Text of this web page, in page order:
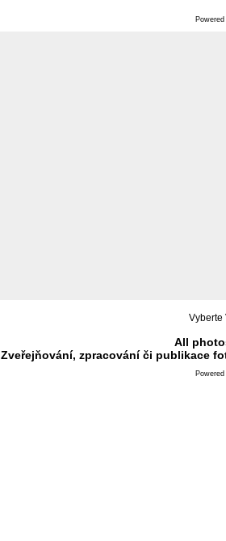
Vyberte
All
Zveřejňování, zpracování či publikace